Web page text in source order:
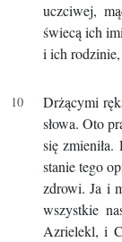
uczciwej,
świecą ich
i ich
Drżącymi
słowa. Oto
się
stanie tego
zdrowi. Ja i
wszystkie
Azrielekl, i